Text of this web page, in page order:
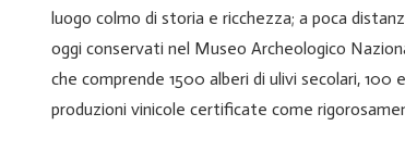
luogo colmo di storia e ricchezza; a poca
oggi conservati nel Museo Archeologico
che comprende 1500 alberi di ulivi secolari,
produzioni vinicole certificate come